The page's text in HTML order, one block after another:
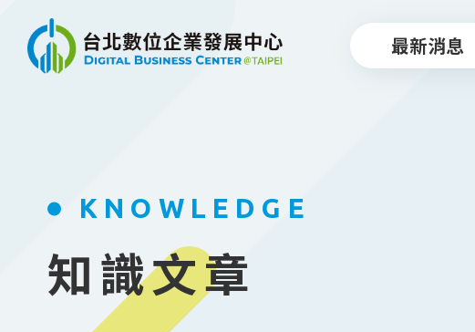
跳到主要內容
最新消息
KNOWLEDGE
知識文章